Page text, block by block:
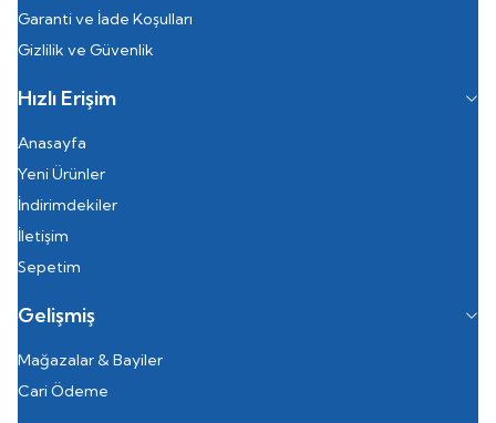
Garanti ve İade Koşulları
Gizlilik ve Güvenlik
Hızlı Erişim
Anasayfa
Yeni Ürünler
İndirimdekiler
İletişim
Sepetim
Gelişmiş
Mağazalar & Bayiler
Cari Ödeme